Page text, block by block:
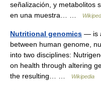
señalización, y metabolitos
en una muestra… …
Nutritional genomics — is
between human genome,
into two disciplines:
on health through altering
the resulting… …
Wikipedia